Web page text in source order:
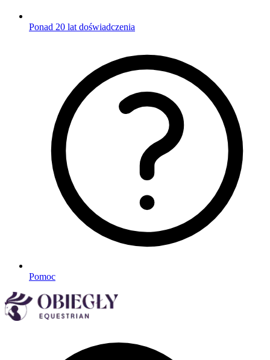
Ponad 20 lat doświadczenia
Pomoc